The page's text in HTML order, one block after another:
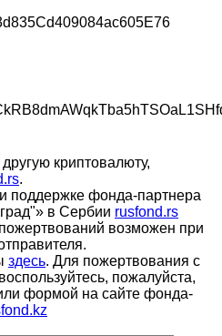
криптовалюту,
.
поддержке фонда-партнера
в Сербии rusfond.rs
возможен при
здесь. Для пожертвования с
пожалуйста,
формой на сайте фонда-